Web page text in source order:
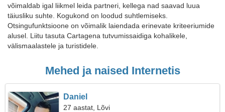
võimaldab igal liikmel leida partneri, kellega nad saavad luua
täiusliku suhte. Kogukond on loodud suhtlemiseks.
Otsingufunktsioone on võimalik laiendada erinevate kriteeriumide
alusel. Liitu tasuta Cartagena tutvumissaidiga kohalikele,
välismaalastele ja turistidele.
Mehed ja naised Internetis
Daniel
27 aastat, Lõvi